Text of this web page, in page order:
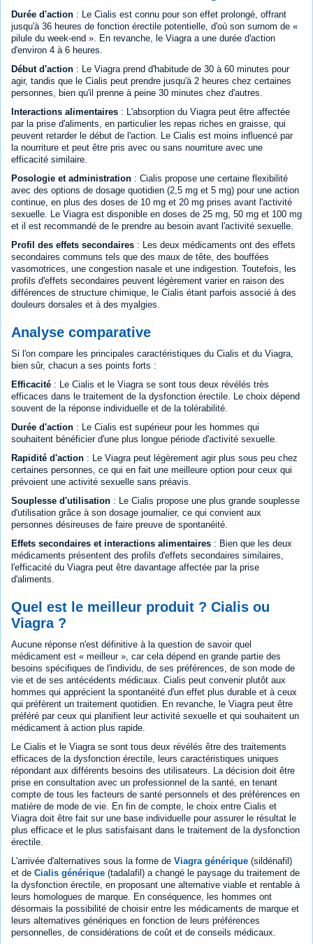
Durée d'action : Le Cialis est connu pour son effet prolongé, offrant
jusqu'à 36 heures de fonction érectile potentielle, d'où son surnom de «
pilule du week-end ». En revanche, le Viagra a une durée d'action
d'environ 4 à 6 heures.
Début d'action : Le Viagra prend d'habitude de 30 à 60 minutes pour
agir, tandis que le Cialis peut prendre jusqu'à 2 heures chez certaines
personnes, bien qu'il prenne à peine 30 minutes chez d'autres.
Interactions alimentaires : L'absorption du Viagra peut être affectée
par la prise d'aliments, en particulier les repas riches en graisse, qui
peuvent retarder le début de l'action. Le Cialis est moins influencé par
la nourriture et peut être pris avec ou sans nourriture avec une
efficacité similaire.
Posologie et administration : Cialis propose une certaine flexibilité
avec des options de dosage quotidien (2,5 mg et 5 mg) pour une action
continue, en plus des doses de 10 mg et 20 mg prises avant l'activité
sexuelle. Le Viagra est disponible en doses de 25 mg, 50 mg et 100 mg
et il est recommandé de le prendre au besoin avant l'activité sexuelle.
Profil des effets secondaires : Les deux médicaments ont des effets
secondaires communs tels que des maux de tête, des bouffées
vasomotrices, une congestion nasale et une indigestion. Toutefois, les
profils d'effets secondaires peuvent légèrement varier en raison des
différences de structure chimique, le Cialis étant parfois associé à des
douleurs dorsales et à des myalgies.
Analyse comparative
Si l'on compare les principales caractéristiques du Cialis et du Viagra,
bien sûr, chacun a ses points forts :
Efficacité : Le Cialis et le Viagra se sont tous deux révélés très
efficaces dans le traitement de la dysfonction érectile. Le choix dépend
souvent de la réponse individuelle et de la tolérabilité.
Durée d'action : Le Cialis est supérieur pour les hommes qui
souhaitent bénéficier d'une plus longue période d'activité sexuelle.
Rapidité d'action : Le Viagra peut légèrement agir plus sous peu chez
certaines personnes, ce qui en fait une meilleure option pour ceux qui
prévoient une activité sexuelle sans préavis.
Souplesse d'utilisation : Le Cialis propose une plus grande souplesse
d'utilisation grâce à son dosage journalier, ce qui convient aux
personnes désireuses de faire preuve de spontanéité.
Effets secondaires et interactions alimentaires : Bien que les deux
médicaments présentent des profils d'effets secondaires similaires,
l'efficacité du Viagra peut être davantage affectée par la prise
d'aliments.
Quel est le meilleur produit ? Cialis ou
Viagra ?
Aucune réponse n'est définitive à la question de savoir quel
médicament est « meilleur », car cela dépend en grande partie des
besoins spécifiques de l'individu, de ses préférences, de son mode de
vie et de ses antécédents médicaux. Cialis peut convenir plutôt aux
hommes qui apprécient la spontanéité d'un effet plus durable et à ceux
qui préfèrent un traitement quotidien. En revanche, le Viagra peut être
préféré par ceux qui planifient leur activité sexuelle et qui souhaitent un
médicament à action plus rapide.
Le Cialis et le Viagra se sont tous deux révélés être des traitements
efficaces de la dysfonction érectile, leurs caractéristiques uniques
répondant aux différents besoins des utilisateurs. La décision doit être
prise en consultation avec un professionnel de la santé, en tenant
compte de tous les facteurs de santé personnels et des préférences en
matière de mode de vie. En fin de compte, le choix entre Cialis et
Viagra doit être fait sur une base individuelle pour assurer le résultat le
plus efficace et le plus satisfaisant dans le traitement de la dysfonction
érectile.
L'arrivée d'alternatives sous la forme de Viagra générique (sildénafil)
et de Cialis générique (tadalafil) a changé le paysage du traitement de
la dysfonction érectile, en proposant une alternative viable et rentable à
leurs homologues de marque. En conséquence, les hommes ont
désormais la possibilité de choisir entre les médicaments de marque et
leurs alternatives génériques en fonction de leurs préférences
personnelles, de considérations de coût et de conseils médicaux.